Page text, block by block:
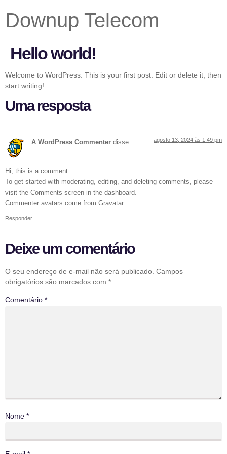
Downup Telecom
Hello world!
Welcome to WordPress. This is your first post. Edit or delete it, then
start writing!
Uma resposta
A WordPress Commenter disse: agosto 13, 2024 às 1:49 pm
Hi, this is a comment.
To get started with moderating, editing, and deleting comments, please
visit the Comments screen in the dashboard.
Commenter avatars come from Gravatar.
Responder
Deixe um comentário
O seu endereço de e-mail não será publicado. Campos
obrigatórios são marcados com *
Comentário *
Nome *